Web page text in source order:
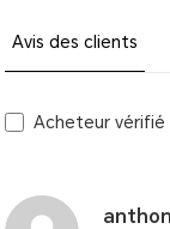
Avis des clients
Acheteur vérifié